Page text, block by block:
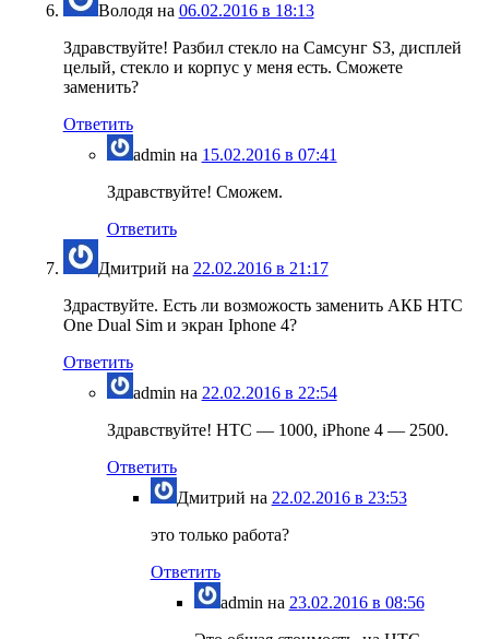
Володяна 06.02.2016 в 18:13
Здравствуйте! Разбил стекло на Самсунг S3, дисплей
целый, стекло и корпус у меня есть. Сможете
заменить?
Ответить
admin на 15.02.2016 в 07:41
Здравствуйте! Сможем.
Ответить
Дмитрий на 22.02.2016 в 21:17
Здраствуйте. Есть ли возможость заменить АКБ HTC
One Dual Sim и экран Iphone 4?
Ответить
admin на 22.02.2016 в 22:54
Здравствуйте! HTC — 1000, iPhone 4 — 2500.
Ответить
Дмитрий на 22.02.2016 в 23:53
это только работа?
Ответить
admin на 23.02.2016 в 08:56